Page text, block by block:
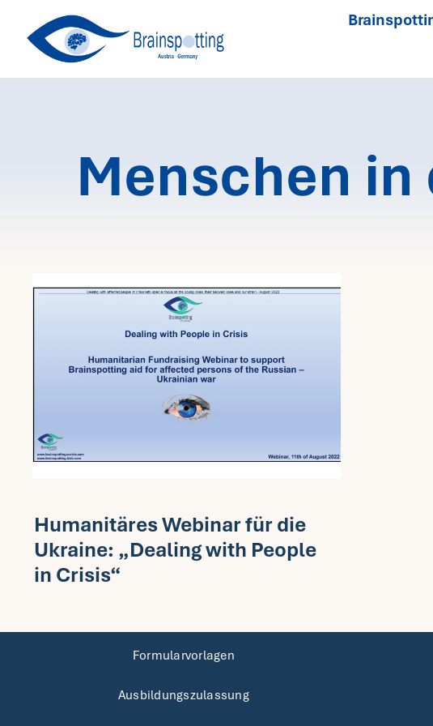
content
Menschen in
Humanitäres Webinar für die
Ukraine: „Dealing with People
in Crisis“
Formularvorlagen
Ausbildungszulassung